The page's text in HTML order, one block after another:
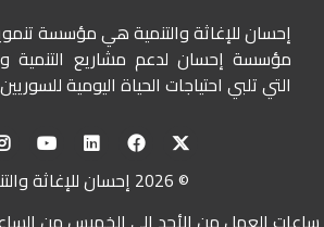
إحسان للإغاثة والتنمية هي مؤسسة
مؤسسة إحسان لدعم مشاريع التنمية
التي تلبي احتياجات الحياة اليومية
© 2026 إحسان للإغاثة والتنمية